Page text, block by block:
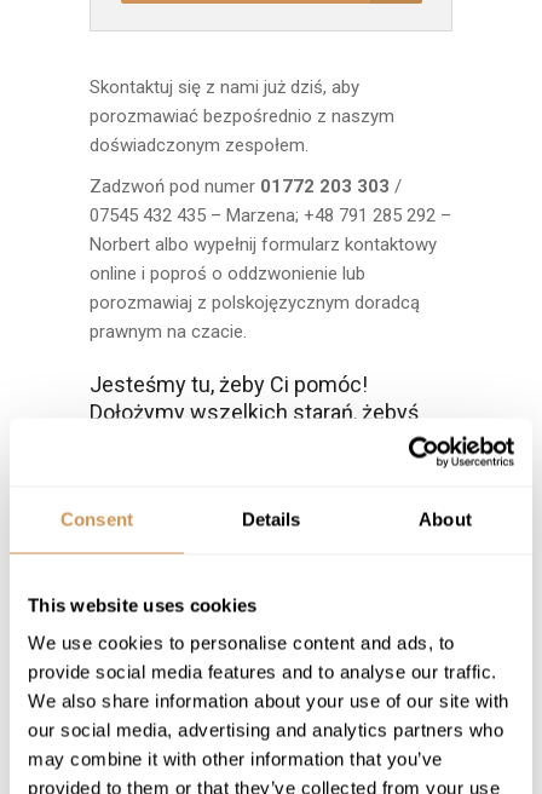
Consent Details About
This website uses cookies
We use cookies to personalise content and ads, to
provide social media features and to analyse our traffic.
We also share information about your use of our site with
our social media, advertising and analytics partners who
may combine it with other information that you’ve
provided to them or that they’ve collected from your use
Skontaktuj się z nami już dziś, aby
porozmawiać bezpośrednio z naszym
doświadczonym zespołem.
Zadzwoń pod numer 01772 203 303 /
07545 432 435 – Marzena; +48 791 285 292 –
Norbert albo wypełnij formularz kontaktowy
online i poproś o oddzwonienie lub
porozmawiaj z polskojęzycznym doradcą
prawnym na czacie.
Jesteśmy tu, żeby Ci pomóc!
Dołożymy wszelkich starań, żebyś
SKONTAKTUJ SIĘ Z NAMI
darmowa konsultacja